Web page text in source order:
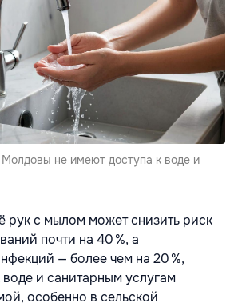
не имеют доступа к воде и
рук с мылом может снизить риск
почти на 40 %, а
— более чем на 20 %,
воде и санитарным услугам
особенно в сельской